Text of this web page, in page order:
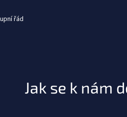
řád
Jak se k nám